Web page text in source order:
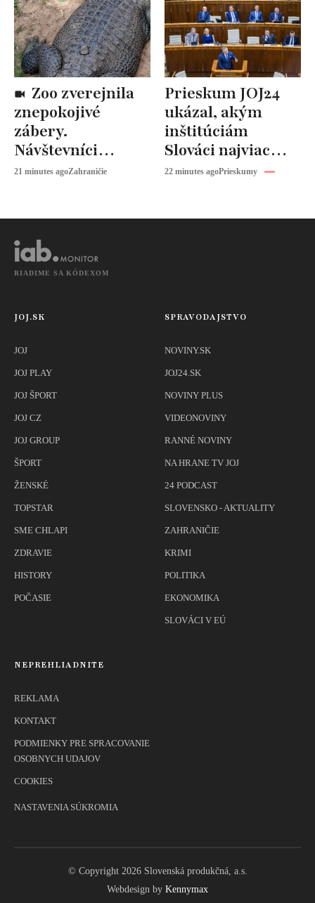
znepokojivé
zábery.
Návštevníci
hádzali po
21 minutes agoZahraničie
Prieskum JOJ24
ukázal, akým
inštitúciám
Slováci najviac
veria. Vláda a
22 minutes agoPrieskumy
RIADIME SA KÓDEXOM
JOJ.SK
JOJ
JOJ PLAY
JOJ ŠPORT
JOJ CZ
JOJ GROUP
ŠPORT
ŽENSKÉ
TOPSTAR
SME CHLAPI
ZDRAVIE
HISTORY
POČASIE
SPRAVODAJSTVO
NOVINY.SK
JOJ24.SK
NOVINY PLUS
VIDEONOVINY
RANNÉ NOVINY
NA HRANE TV JOJ
24 PODCAST
SLOVENSKO - AKTUALITY
ZAHRANIČIE
KRIMI
POLITIKA
EKONOMIKA
SLOVÁCI V EÚ
NEPREHLIADNITE
REKLAMA
KONTAKT
PODMIENKY PRE SPRACOVANIE
OSOBNYCH UDAJOV
COOKIES
NASTAVENIA SÚKROMIA
© Copyright 2026 Slovenská produkčná, a.s.
Webdesign by Kennymax